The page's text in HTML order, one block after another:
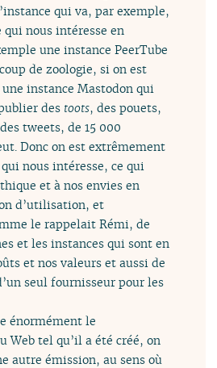
qui va, par exemple,
nous intéresse en
une instance PeerTube
de zoologie, si on est
instance Mastodon qui
des toots, des pouets,
tweets, de 15 000
Donc on est extrêmement
nous intéresse, ce qui
et à nos envies en
d’utilisation, et
le rappelait Rémi, de
et les instances qui sont en
et nos valeurs et aussi de
seul fournisseur pour les
énormément le
Web tel qu’il a été créé, on
autre émission, au sens où